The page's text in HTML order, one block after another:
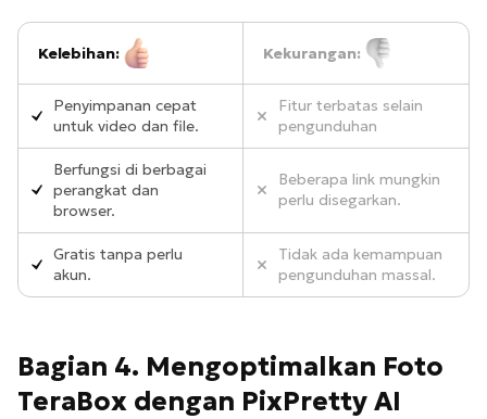
Kelebihan: Kekurangan:
Penyimpanan cepat
untuk video dan file.
Fitur terbatas selain
pengunduhan
Berfungsi di berbagai
perangkat dan
browser.
Beberapa link mungkin
perlu disegarkan.
Gratis tanpa perlu
akun.
Tidak ada kemampuan
pengunduhan massal.
Bagian 4. Mengoptimalkan Foto
TeraBox dengan PixPretty AI